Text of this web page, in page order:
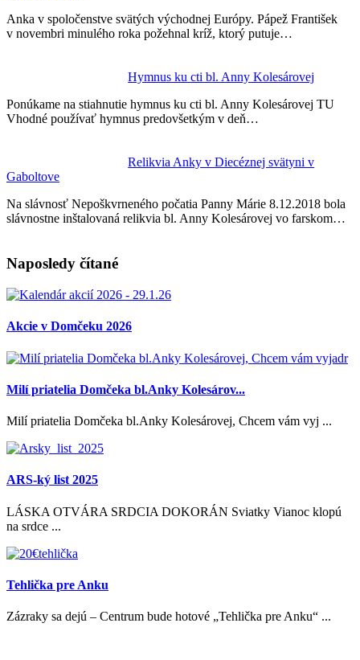
Anka v spoločenstve svätých východnej Európy. Pápež František
v novembri minulého roka požehnal kríž, ktorý putuje…
Hymnus ku cti bl. Anny Kolesárovej
Ponúkame na stiahnutie hymnus ku cti bl. Anny Kolesárovej TU
Vhodné používať hymnus predovšetkým v deň…
Relikvia Anky v Diecéznej svätyni v
Gaboltove
Na slávnosť Nepoškvrneného počatia Panny Márie 8.12.2018 bola
slávnostne inštalovaná relikvia bl. Anny Kolesárovej vo farskom…
Naposledy čítané
Akcie v Domčeku 2026
Milí priatelia Domčeka bl.Anky Kolesárov...
Milí priatelia Domčeka bl.Anky Kolesárovej, Chcem vám vyj ...
ARS-ký list 2025
LÁSKA OTVÁRA SRDCIA DOKORÁN Sviatky Vianoc klopú
na srdce ...
Tehlička pre Anku
Zázraky sa dejú – Centrum bude hotové „Tehlička pre Anku“ ...